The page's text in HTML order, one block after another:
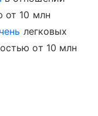
от 10 млн
легковых
от 10 млн